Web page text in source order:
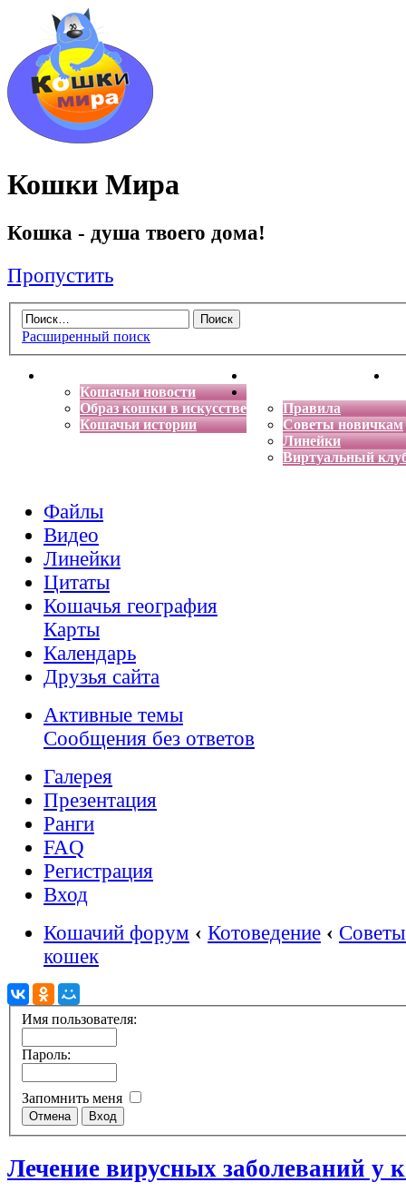
Кошки Мира
Кошка - душа твоего дома!
Пропустить
Расширенный поиск
Кошачьи новости
Образ кошки в искусстве
Кошачьи истории
Энциклопедия кошек
Правила
Советы новичкам
Линейки
Виртуальный
Файлы
Видео
Линейки
Цитаты
Кошачья география
Карты
Календарь
Друзья сайта
Активные темы
Сообщения без ответов
Галерея
Презентация
Ранги
FAQ
Регистрация
Вход
Кошачий форум ‹ Котоведение ‹
кошек
Имя пользователя:
Пароль:
Запомнить меня
Лечение вирусных заболеваний у